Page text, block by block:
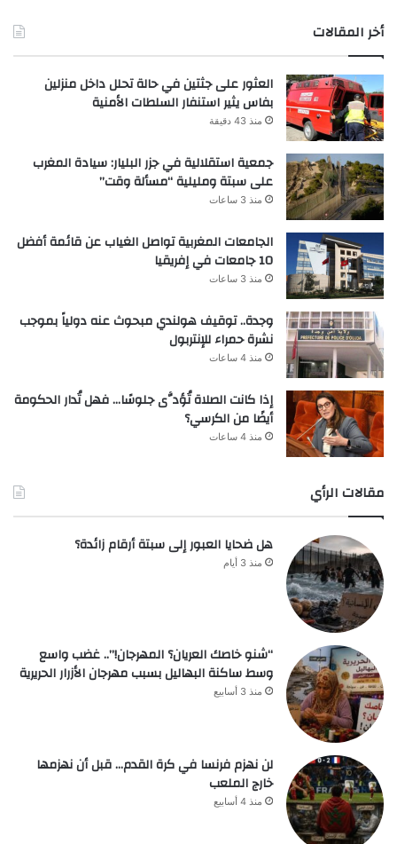
أخر المقالات
العثور على جثتين في حالة تحلل داخل منزلين
بفاس يثير استنفار السلطات الأمنية
منذ 43 دقيقة
جمعية استقلالية في جزر البليار: سيادة المغرب
على سبتة ومليلية “مسألة وقت”
منذ 3 ساعات
الجامعات المغربية تواصل الغياب عن قائمة أفضل
10 جامعات في إفريقيا
منذ 3 ساعات
وجدة.. توقيف هولندي مبحوث عنه دولياً بموجب
نشرة حمراء للإنتربول
منذ 4 ساعات
إذا كانت الصلاة تُؤدَّى جلوسًا… فهل تُدار الحكومة
أيضًا من الكرسي؟
منذ 4 ساعات
مقالات الرأي
هل ضحايا العبور إلى سبتة أرقام زائدة؟
منذ 3 أيام
“شنو خاصك العريان؟ المهرجان!”.. غضب واسع
وسط ساكنة البهاليل بسبب مهرجان الأزرار الحريرية
منذ 3 أسابيع
لن نهزم فرنسا في كرة القدم… قبل أن نهزمها
خارج الملعب
منذ 4 أسابيع